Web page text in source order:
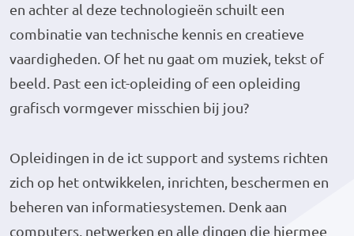
en achter al deze technologieën schuilt een
combinatie van technische kennis en creatieve
vaardigheden. Of het nu gaat om muziek, tekst of
beeld. Past een ict-opleiding of een opleiding
grafisch vormgever misschien bij jou?
Opleidingen in de ict support and systems richten
zich op het ontwikkelen, inrichten, beschermen en
beheren van informatiesystemen. Denk aan
computers, netwerken en alle dingen die hiermee